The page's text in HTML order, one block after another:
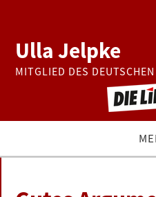
Ulla Jelpke
MITGLIED DES